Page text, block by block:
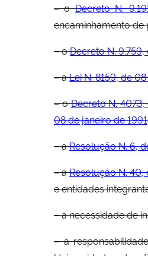
– oDecreto N.
encaminhamento de
– oDecreto N.
– aLei N. 8159, de
– oDecreto N.
08 de janeiro de 1991
– aResolução N. 6,
– aResolução N. 40,
e entidades
– a necessidade de
– a